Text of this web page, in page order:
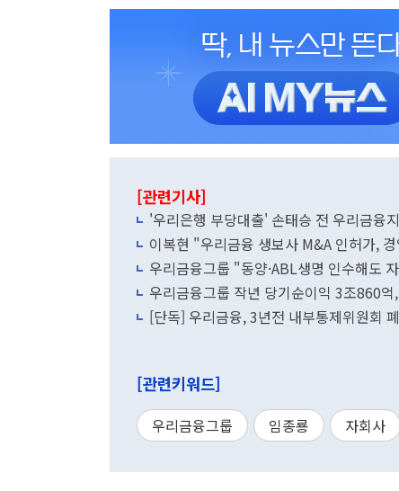
[관련기사]
'우리은행 부당대출' 손태승 전 우리금융
이복현 "우리금융 생보사 M&A 인허가,
우리금융그룹 "동양·ABL생명 인수해도
우리금융그룹 작년 당기순이익 3조860
[단독] 우리금융, 3년전 내부통제위원회
[관련키워드]
우리금융그룹 임종룡 자회사